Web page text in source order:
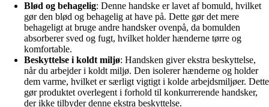
Blød og behagelig: Denne handske er lavet af bomuld, hvilket
gør den blød og behagelig at have på. Dette gør det mere
behageligt at bruge andre handsker ovenpå, da bomulden
absorberer sved og fugt, hvilket holder hænderne tørre og
komfortable.
Beskyttelse i koldt miljø: Handsken giver ekstra beskyttelse,
når du arbejder i koldt miljø. Den isolerer hænderne og holder
dem varme, hvilket er særligt vigtigt i kolde arbejdsmiljøer. Dette
gør produktet overlegent i forhold til konkurrerende handsker,
der ikke tilbyder denne ekstra beskyttelse.